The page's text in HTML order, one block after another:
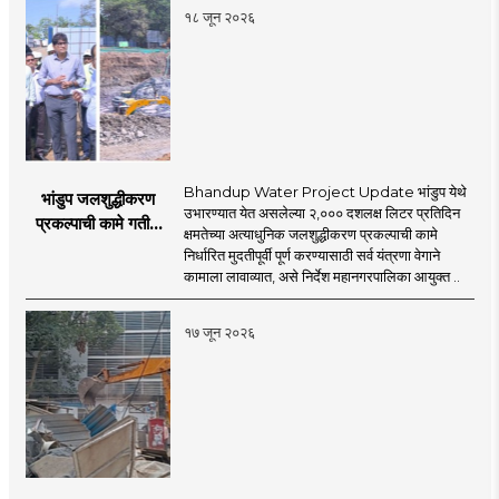
१८ जून २०२६
भांडुप जलशुद्धीकरण
प्रकल्पाची कामे गतीने
Bhandup Water Project Update भांडुप येथे
उभारण्यात येत असलेल्या २,००० दशलक्ष लिटर प्रतिदिन
क्षमतेच्या अत्याधुनिक जलशुद्धीकरण प्रकल्पाची कामे
निर्धारित मुदतीपूर्वी पूर्ण करण्यासाठी सर्व यंत्रणा वेगाने
कामाला लावाव्यात, असे निर्देश महानगरपालिका आयुक्त ..
१७ जून २०२६